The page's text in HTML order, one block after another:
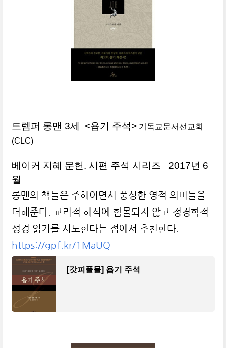
트렘퍼 롱맨 3세 <욥기 주석>기독교문서선교회
(CLC)
베이커 지혜 문헌. 시편 주석 시리즈 2017년 6
월
롱맨의 책들은 주해이면서 풍성한 영적 의미들을
더해준다. 교리적 해석에 함몰되지 않고 정경학적
성경 읽기를 시도한다는 점에서 추천한다.
https://gpf.kr/1MaUQ
[갓피플몰] 욥기 주석